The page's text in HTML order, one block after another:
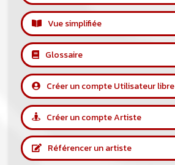
Vue simplifiée
Glossaire
Créer un compte Utilisateur libre
Créer un compte Artiste
Référencer un artiste